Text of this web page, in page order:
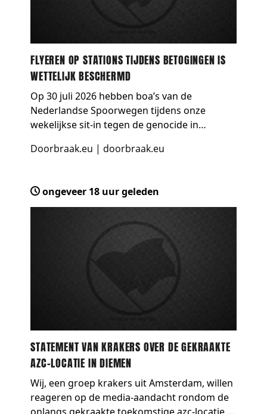
FLYEREN OP STATIONS TIJDENS BETOGINGEN IS
WETTELIJK BESCHERMD
Op 30 juli 2026 hebben boa’s van de
Nederlandse Spoorwegen tijdens onze
wekelijkse sit-in tegen de genocide in
gegeven omdat wij weigerden te stoppen
Doorbraak.eu | doorbraak.eu
ongeveer 18 uur geleden
STATEMENT VAN KRAKERS OVER DE GEKRAAKTE
AZC-LOCATIE IN DIEMEN
Wij, een groep krakers uit Amsterdam, willen
reageren op de media-aandacht rondom de